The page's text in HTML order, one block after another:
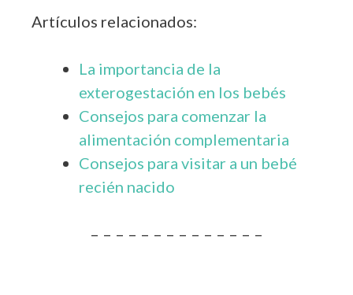
Artículos relacionados:
La importancia de la
exterogestación en los bebés
Consejos para comenzar la
alimentación complementaria
Consejos para visitar a un bebé
recién nacido
– – – – – – – – – – – – – –